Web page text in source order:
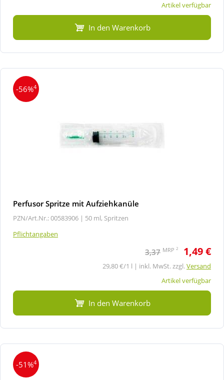
Artikel verfügbar
In den Warenkorb
-56%4
Perfusor Spritze mit Aufziehkanüle
PZN/Art.Nr.: 00583906 | 50 ml, Spritzen
Pflichtangaben
3,37 MRP 2 1,49 €
29,80 €/1 l | inkl. MwSt. zzgl.Versand
Artikel verfügbar
In den Warenkorb
-51%4